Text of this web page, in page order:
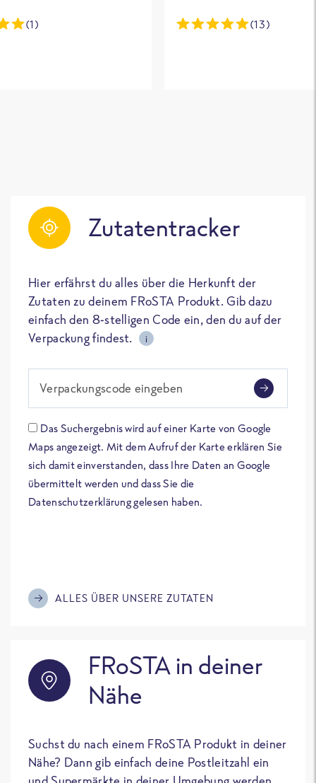
(1) (13)
Zutatentracker
Hier erfährst du alles über die Herkunft der
Zutaten zu deinem FRoSTA Produkt. Gib dazu
einfach den 8-stelligen Code ein, den du auf der
Verpackung findest.
i
Verpackungscode eingeben
Das Suchergebnis wird auf einer Karte von Google
Maps angezeigt. Mit dem Aufruf der Karte erklären Sie
sich damit einverstanden, dass Ihre Daten an Google
übermittelt werden und dass Sie die
Datenschutzerklärung gelesen haben.
ALLES ÜBER UNSERE ZUTATEN
FRoSTA in deiner
Nähe
Suchst du nach einem FRoSTA Produkt in deiner
Nähe? Dann gib einfach deine Postleitzahl ein